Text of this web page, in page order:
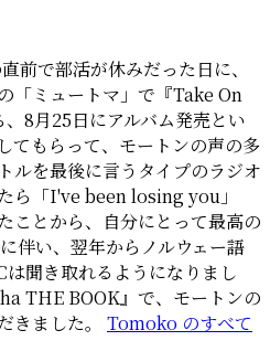
前で部活が休みだった日に、
「ミュートマ」で『Take On
8月25日にアルバム発売とい
てもらって、モートンの声の多
ルを最後に言うタイプのラジオ
ら「I've been losing you」
ことから、自分にとって最高の
伴い、翌年からノルウェー語
聞き取れるようになりまし
THE BOOK』で、モートンの
きました。 Tomoko のすべて